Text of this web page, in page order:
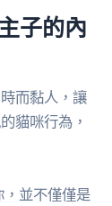
子的內
而黏人，讓
貓咪行為，
並不僅僅是